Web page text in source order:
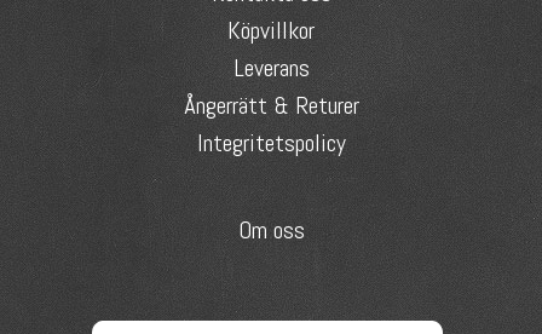
Köpvillkor
Leverans
Ångerrätt & Returer
Integritetspolicy
Om oss